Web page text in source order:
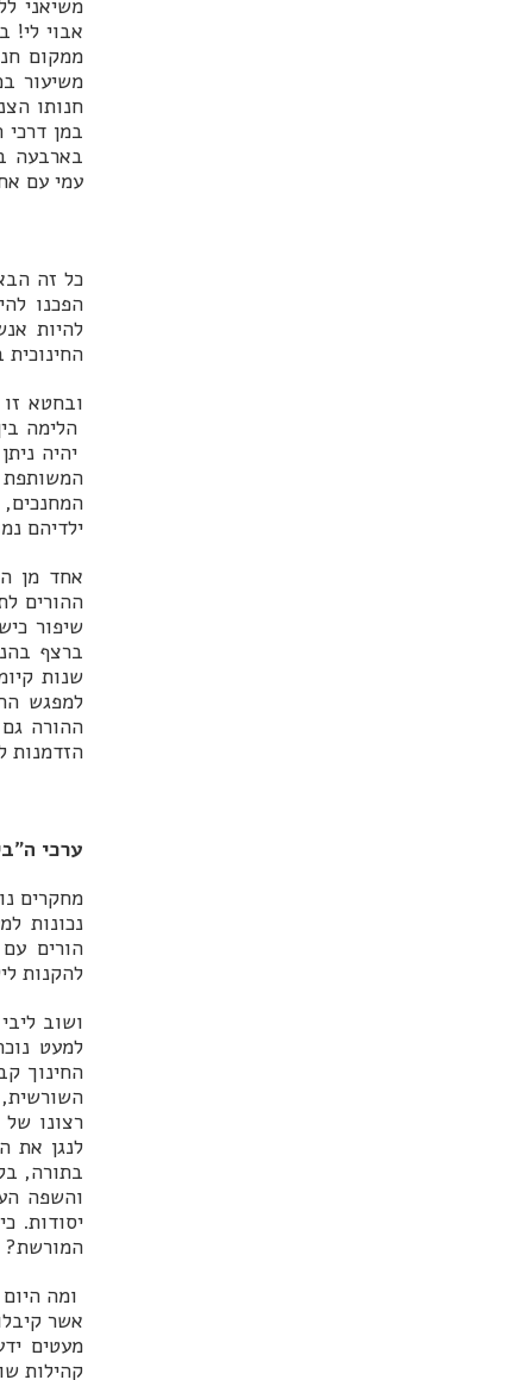
משיאני
אבוי לי!
ממקום
משיעור
חנותו
במן
בארבעה
עמי עם
כל זה
הפכנו
להיות
ובחטא
הלימה
יהיה
ילדיהם
אחד מן
ההורים
למפגש
ההורה
הזדמנות
ערכי
מחקרים
נכונות
הורים
להקנות
ושוב
למעט
החינוך
השורשית,
רצונו
לנגן את
בתורה,
והשפה
יסודות.
המורשת?
ומה
אשר
מעטים
קהילות